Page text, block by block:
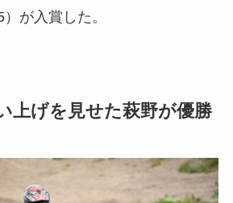
が入賞した。
げを見せた萩野が優勝